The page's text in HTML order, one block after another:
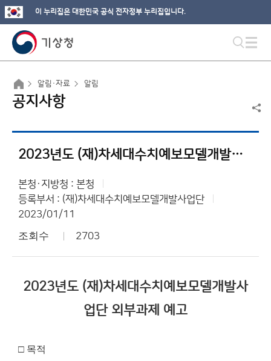
이 누리집은 대한민국 공식 전자정부 누리집입니다.
알림·자료 알림
공지사항
2023년도 (재)차세대수치예보모델개발사업단 외부과제 예고
본청·지방청 : 본청
등록부서 : (재)차세대수치예보모델개발사업단
2023/01/11
조회수 2703
2023년도 (재)차세대수치예보모델개발사
업단 외부과제 예고
□ 목적